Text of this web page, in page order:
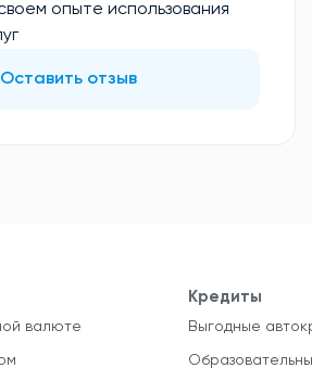
опыте использования
Оставить отзыв
валюте
Кредиты
Выгодные